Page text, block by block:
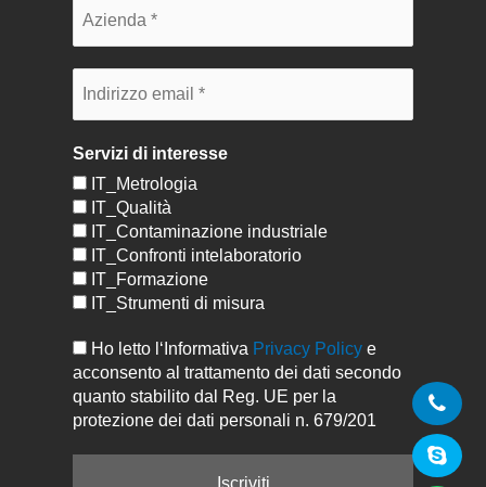
Servizi di interesse
IT_Metrologia
IT_Qualità
IT_Contaminazione industriale
IT_Confronti intelaboratorio
IT_Formazione
IT_Strumenti di misura
Ho letto l‘Informativa Privacy Policy e
acconsento al trattamento dei dati secondo
quanto stabilito dal Reg. UE per la
protezione dei dati personali n. 679/201